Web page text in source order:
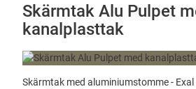
Skärmtak Alu Pulpet
kanalplasttak
Skärmtak med aluminiumstomme - Exal